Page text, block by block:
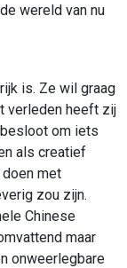
wereld van nu
is. Ze wil graag
verleden heeft zij
om iets
als creatief
met
zou zijn.
Chinese
maar
onweerlegbare